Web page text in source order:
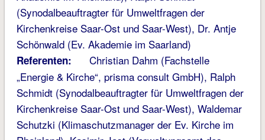
(Synodalbeauftragter für Umweltfragen der
Kirchenkreise Saar-Ost und Saar-West), Dr. Antje
Schönwald (Ev. Akademie im Saarland)
Referenten: Christian Dahm (Fachstelle
„Energie & Kirche“, prisma consult GmbH), Ralph
Schmidt (Synodalbeauftragter für Umweltfragen der
Kirchenkreise Saar-Ost und Saar-West), Waldemar
Schutzki (Klimaschutzmanager der Ev. Kirche im